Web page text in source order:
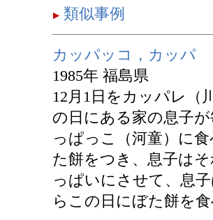
類似事例
カッパッコ，カッパ
1985年 福島県
12月1日をカッパレ（
の日にある家の息子
っぱっこ（河童）に
た餅をつき、息子は
っぱいにさせて、息
らこの日にぼた餅を